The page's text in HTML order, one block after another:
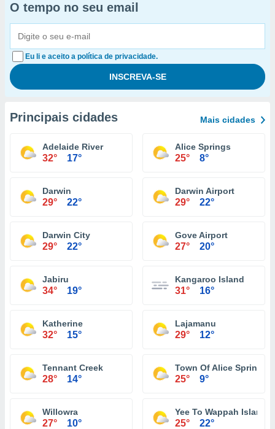
O tempo no seu email
Eu li e aceito a política de privacidade.
Principais cidades Mais cidades
Adelaide River
32° 17°
Alice Springs
25° 8°
Darwin
29° 22°
Darwin Airport
29° 22°
Darwin City
29° 22°
Gove Airport
27° 20°
Jabiru
34° 19°
Kangaroo Island
31° 16°
Katherine
32° 15°
Lajamanu
29° 12°
Tennant Creek
28° 14°
Town Of Alice Springs
25° 9°
Willowra
27° 10°
Yee To Wappah Island
25° 22°